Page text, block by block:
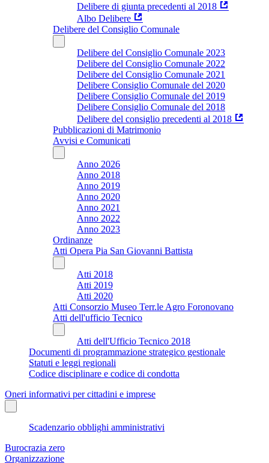
Delibere di giunta precedenti al 2018
Albo Delibere
Delibere del Consiglio Comunale
Delibere del Consiglio Comunale 2023
Delibere del Consiglio Comunale 2022
Delibere del Consiglio Comunale 2021
Delibere Consiglio Comunale del 2020
Delibere Consiglio Comunale del 2019
Delibere Consiglio Comunale del 2018
Delibere del consiglio precedenti al 2018
Pubblicazioni di Matrimonio
Avvisi e Comunicati
Anno 2026
Anno 2018
Anno 2019
Anno 2020
Anno 2021
Anno 2022
Anno 2023
Ordinanze
Atti Opera Pia San Giovanni Battista
Atti 2018
Atti 2019
Atti 2020
Atti Consorzio Museo Terr.le Agro Foronovano
Atti dell'ufficio Tecnico
Atti dell'Ufficio Tecnico 2018
Documenti di programmazione strategico gestionale
Statuti e leggi regionali
Codice disciplinare e codice di condotta
Oneri informativi per cittadini e imprese
Scadenzario obblighi amministrativi
Burocrazia zero
Organizzazione